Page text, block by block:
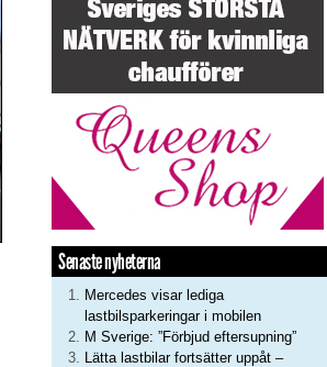
Senaste nyheterna
Mercedes visar lediga
lastbilsparkeringar i mobilen
M Sverige: ”Förbjud eftersupning”
Lätta lastbilar fortsätter uppåt –